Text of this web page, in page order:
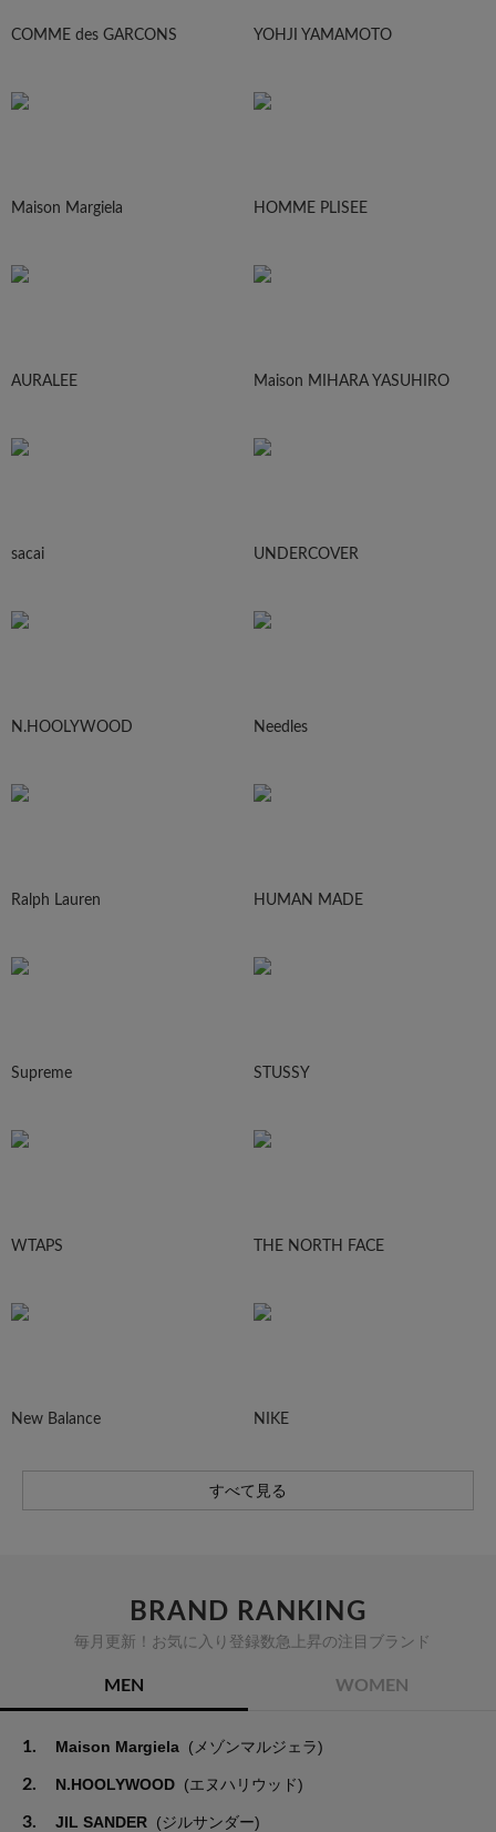
COMME des GARCONS YOHJI YAMAMOTO
Maison Margiela HOMME PLISEE
AURALEE Maison MIHARA YASUHIRO
sacai UNDERCOVER
N.HOOLYWOOD Needles
Ralph Lauren HUMAN MADE
Supreme STUSSY
WTAPS THE NORTH FACE
New Balance NIKE
すべて見る
BRAND RANKING
毎月更新！お気に入り登録数急上昇の注目ブランド
MEN WOMEN
1. Maison Margiela (メゾンマルジェラ)
2. N.HOOLYWOOD (エヌハリウッド)
3. JIL SANDER (ジルサンダー)